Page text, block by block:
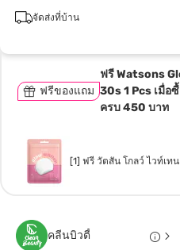
จัดส่งที่บ้าน
ฟรีของแถม
ฟรี Watsons
30s 1 Pcs เมื่อ
ครบ 450 บาท
[1] ฟรี วัตสัน โกลว์ ไวท์เท
คลีนบิวตี้